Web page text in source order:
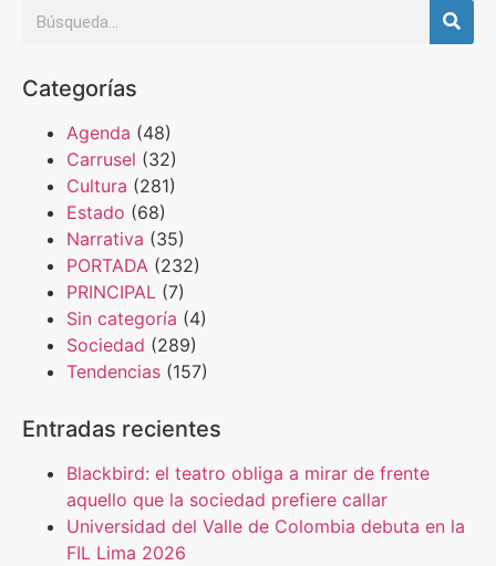
Categorías
Agenda (48)
Carrusel (32)
Cultura (281)
Estado (68)
Narrativa (35)
PORTADA (232)
PRINCIPAL (7)
Sin categoría (4)
Sociedad (289)
Tendencias (157)
Entradas recientes
Blackbird: el teatro obliga a mirar de frente
aquello que la sociedad prefiere callar
Universidad del Valle de Colombia debuta en la
FIL Lima 2026